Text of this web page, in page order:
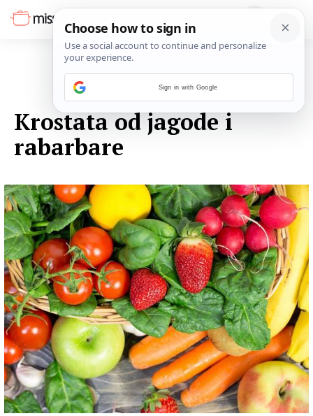
Krostata od jagode i
rabarbare
Sign in with Google